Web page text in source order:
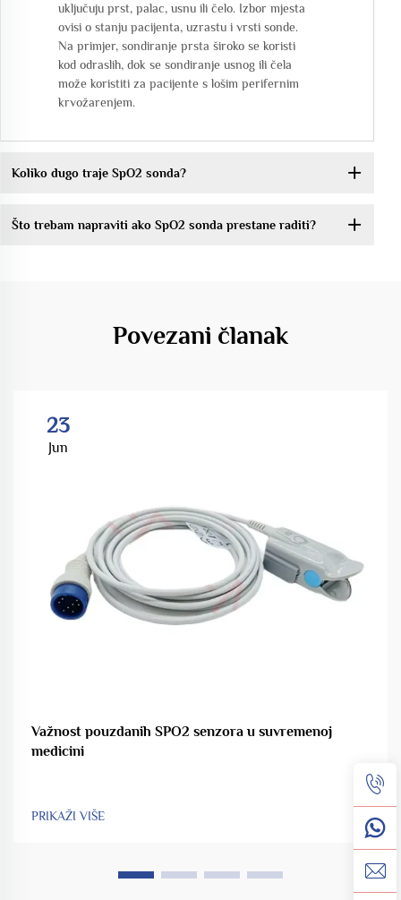
uključuju prst, palac, usnu ili čelo. Izbor mjesta
ovisi o stanju pacijenta, uzrastu i vrsti sonde.
Na primjer, sondiranje prsta široko se koristi
kod odraslih, dok se sondiranje usnog ili čela
može koristiti za pacijente s lošim perifernim
krvožarenjem.
Koliko dugo traje SpO2 sonda?
Što trebam napraviti ako SpO2 sonda prestane raditi?
Povezani članak
23
Jun
Važnost pouzdanih SPO2 senzora u suvremenoj
medicini
PRIKAŽI VIŠE